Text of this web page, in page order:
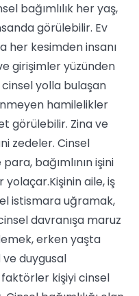
bağımlılık her yaş,
görülebilir. Ev
her kesimden insanı
girişimler yüzünden
yolla bulaşan
hamilelikler
görülebilir. Zina ve
zedeler. Cinsel
bağımlının işini
aile, iş
istismara uğramak,
davranışa maruz
erken yaşta
duygusal
faktörler kişiyi cinsel